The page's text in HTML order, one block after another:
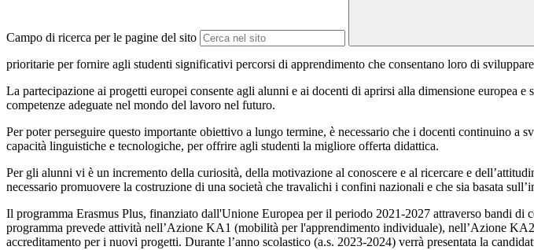
Campo di ricerca per le pagine del sito
prioritarie per fornire agli studenti significativi percorsi di apprendimento che consentano loro di
La partecipazione ai progetti europei consente agli alunni e ai docenti di aprirsi alla dimensione europea
competenze adeguate nel mondo del lavoro nel futuro.
Per poter perseguire questo importante obiettivo a lungo termine, è necessario che i docenti continuino
capacità linguistiche e tecnologiche, per offrire agli studenti la migliore offerta didattica.
Per gli alunni vi è un incremento della curiosità, della motivazione al conoscere e al ricercare e
necessario promuovere la costruzione di una società che travalichi i confini nazionali e che sia basata
Il programma Erasmus Plus, finanziato dall'Unione Europea per il periodo 2021-2027 attraverso bandi
programma prevede attività nell’Azione KA1 (mobilità per l'apprendimento individuale), nell’Azione
accreditamento per i nuovi progetti. Durante l’anno scolastico (a.s. 2023-2024) verrà presentata la